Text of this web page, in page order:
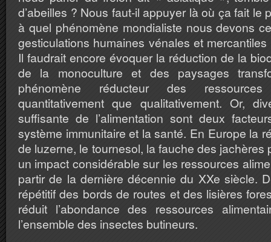
d’abeilles ? Nous faut-il appuyer là où ça fait le
à quel phénomène mondialiste nous devons
gesticulations humaines vénales et
Il faudrait encore évoquer la réduction de la
de la monoculture et des paysages
phénomène réducteur des
quantitativement que qualitativement. Or,
suffisante de l’alimentation sont deux
système immunitaire et la santé. En Europe la
de luzerne, le tournesol, la fauche des jachères
un impact considérable sur les ressources
partir de la dernière décennie du XXe siècle.
répétitif des bords de routes et des lisières
réduit l’abondance des ressources
l’ensemble des insectes butineurs.